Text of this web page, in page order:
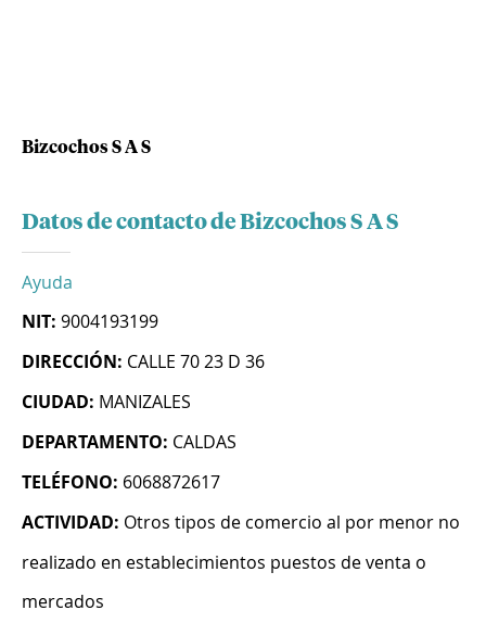
Bizcochos S A S
Datos de contacto de Bizcochos S A S
Ayuda
NIT: 9004193199
DIRECCIÓN: CALLE 70 23 D 36
CIUDAD: MANIZALES
DEPARTAMENTO: CALDAS
TELÉFONO: 6068872617
ACTIVIDAD: Otros tipos de comercio al por menor no
realizado en establecimientos puestos de venta o
mercados